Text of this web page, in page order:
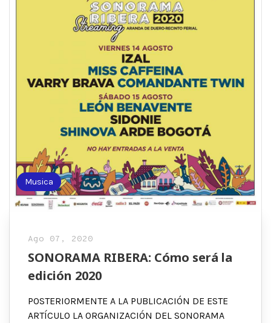
Musica
Ago 07, 2020
SONORAMA RIBERA: Cómo será la
edición 2020
POSTERIORMENTE A LA PUBLICACIÓN DE ESTE
ARTÍCULO LA ORGANIZACIÓN DEL SONORAMA